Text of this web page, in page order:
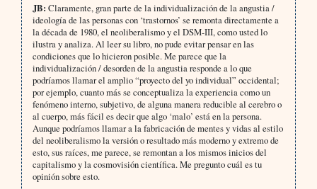
JB: Claramente, gran parte de la individualización de la angustia /
ideología de las personas con ‘trastornos’ se remonta directamente a
la década de 1980, el neoliberalismo y el DSM-III, como usted lo
ilustra y analiza. Al leer su libro, no pude evitar pensar en las
condiciones que lo hicieron posible. Me parece que la
individualización / desorden de la angustia responde a lo que
podríamos llamar el amplio “proyecto del yo individual” occidental;
por ejemplo, cuanto más se conceptualiza la experiencia como un
fenómeno interno, subjetivo, de alguna manera reducible al cerebro o
al cuerpo, más fácil es decir que algo ‘malo’ está en la persona.
Aunque podríamos llamar a la fabricación de mentes y vidas al estilo
del neoliberalismo la versión o resultado más moderno y extremo de
esto, sus raíces, me parece, se remontan a los mismos inicios del
capitalismo y la cosmovisión científica. Me pregunto cuál es tu
opinión sobre esto.